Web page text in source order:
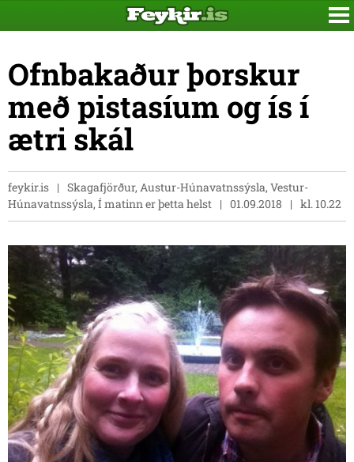
Ofnbakaður þorskur
með pistasíum og ís í
ætri skál
feykir.is
Skagafjörður, Austur-Húnavatnssýsla, Vestur-
Húnavatnssýsla, Í matinn er þetta helst
01.09.2018 kl. 10.22